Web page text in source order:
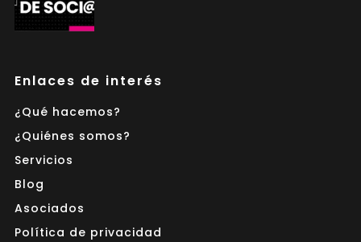
Enlaces de interés
¿Qué hacemos?
¿Quiénes somos?
Servicios
Blog
Asociados
Política de privacidad